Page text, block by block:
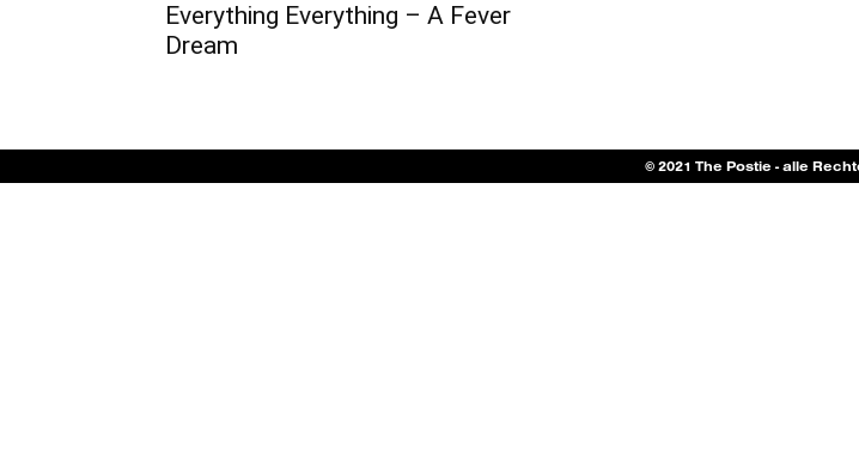
Everything Everything – A Fever
Dream
© 2021 The Postie - alle